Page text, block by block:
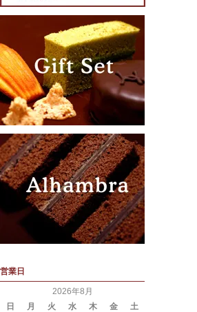
営業日
2026年8月
日
月 火 水 木 金
土